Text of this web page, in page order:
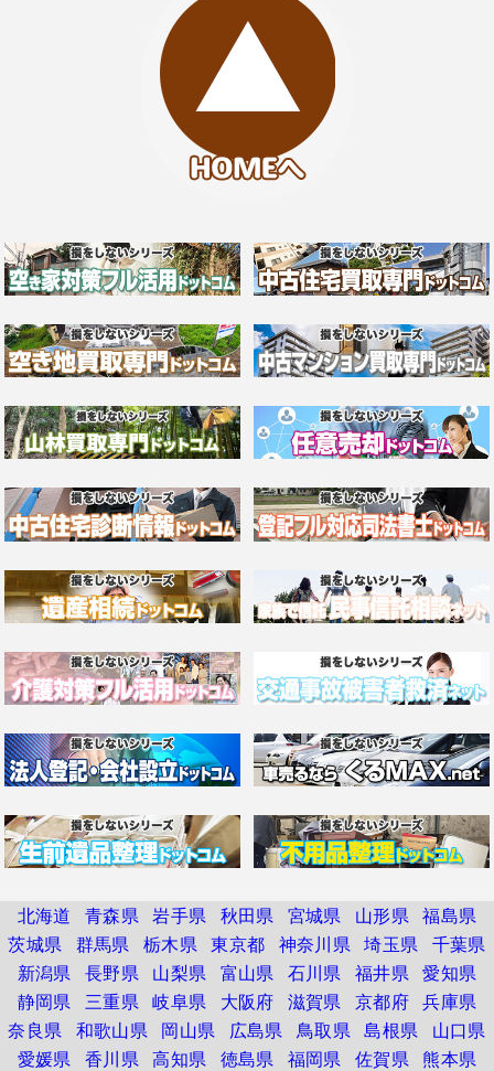
北海道 青森県 岩手県 秋田県 宮城県 山形県 福島県
茨城県 群馬県 栃木県 東京都 神奈川県 埼玉県 千葉県
新潟県 長野県 山梨県 富山県 石川県 福井県 愛知県
静岡県 三重県 岐阜県 大阪府 滋賀県 京都府 兵庫県
奈良県 和歌山県 岡山県 広島県 鳥取県 島根県
山口県
愛媛県 香川県 高知県 徳島県 福岡県 佐賀県 熊本県